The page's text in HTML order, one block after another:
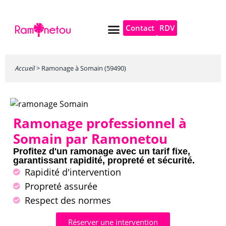
Contact RDV
Accueil> Ramonage à Somain (59490)
Ramonage professionnel à
Somain par Ramonetou
Profitez d'un ramonage avec un tarif fixe,
garantissant rapidité, propreté et sécurité.
Rapidité d'intervention
Propreté assurée
Respect des normes
Réserver une intervention